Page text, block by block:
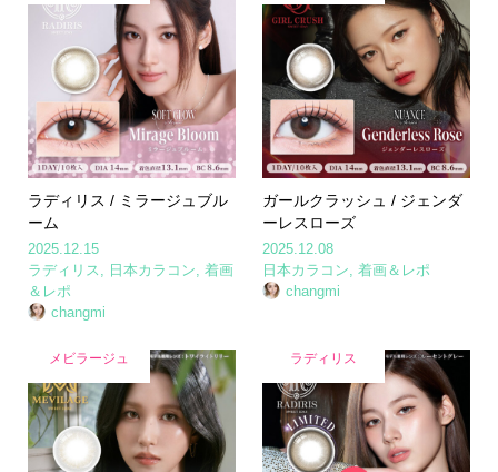
ラディリス / ミラージュブル
ーム
2025.12.15
ラディリス, 日本カラコン, 着画
＆レポ
changmi
ガールクラッシュ / ジェンダ
ーレスローズ
2025.12.08
日本カラコン,着画＆レポ
changmi
メビラージュ ラディリス